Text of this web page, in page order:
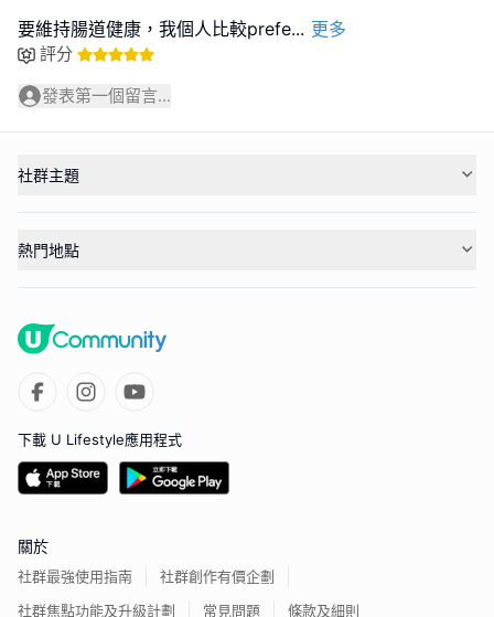
要維持腸道健康，我個人比較prefe... 更多
評分
發表第一個留言...
社群主題
熱門地點
下載 U Lifestyle應用程式
關於
社群最強使用指南
社群創作有價企劃
社群焦點功能及升級計劃
常見問題 條款及細則